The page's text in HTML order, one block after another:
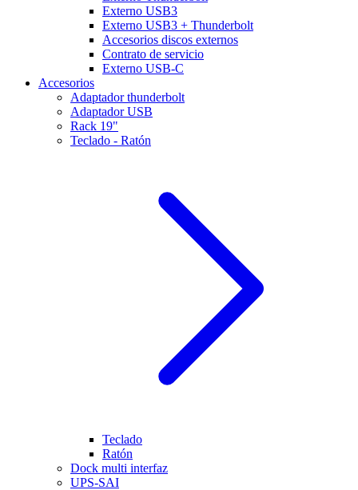
Externo USB3
Externo USB3 + Thunderbolt
Accesorios discos externos
Contrato de servicio
Externo USB-C
Accesorios
Adaptador thunderbolt
Adaptador USB
Rack 19"
Teclado - Ratón
Teclado
Ratón
Dock multi interfaz
UPS-SAI